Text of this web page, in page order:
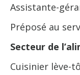
Assistante-
Préposé au
Secteur de
Cuisinier lève-